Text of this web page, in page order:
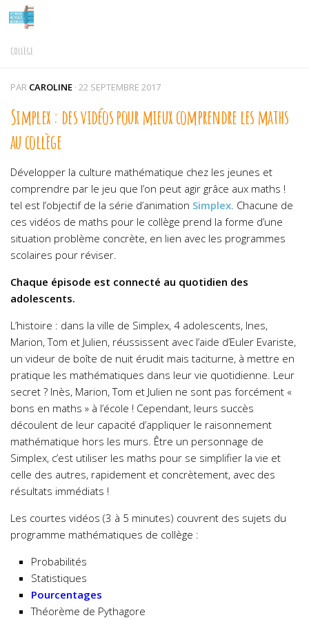
Skip to content
COLLÈGE
PAR CAROLINE · 22 SEPTEMBRE 2017
Simplex : des vidéos pour mieux comprendre les maths
au collège
Développer la culture mathématique chez les jeunes et
comprendre par le jeu que l’on peut agir grâce aux maths !
tel est l’objectif de la série d’animation Simplex. Chacune de
ces vidéos de maths pour le collège prend la forme d’une
situation problème concrète, en lien avec les programmes
scolaires pour réviser.
Chaque épisode est connecté au quotidien des
adolescents.
L’histoire : dans la ville de Simplex, 4 adolescents, Ines,
Marion, Tom et Julien, réussissent avec l’aide d’Euler Evariste,
un videur de boîte de nuit érudit mais taciturne, à mettre en
pratique les mathématiques dans leur vie quotidienne. Leur
secret ? Inès, Marion, Tom et Julien ne sont pas forcément «
bons en maths » à l’école ! Cependant, leurs succès
découlent de leur capacité d’appliquer le raisonnement
mathématique hors les murs. Être un personnage de
Simplex, c’est utiliser les maths pour se simplifier la vie et
celle des autres, rapidement et concrètement, avec des
résultats immédiats !
Les courtes vidéos (3 à 5 minutes) couvrent des sujets du
programme mathématiques de collège :
Probabilités
Statistiques
Pourcentages
Théorème de Pythagore